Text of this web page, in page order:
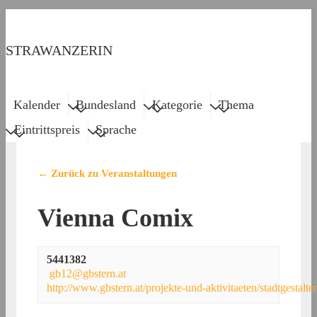
Inhalt
STRAWANZERIN
Main
Kalender Bundesland Kategorie
Thema
Eintrittspreis
Sprache
← Zurück zu Veranstaltungen
Vienna Comix
5441382
gb12@gbstern.at
http://www.gbstern.at/projekte-und-aktivitaeten/